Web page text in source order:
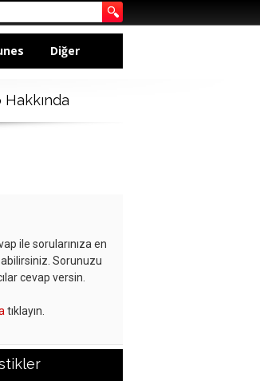
Diğer
ile sorularınıza en
Sorunuzu
cevap versin.
tıklayın.